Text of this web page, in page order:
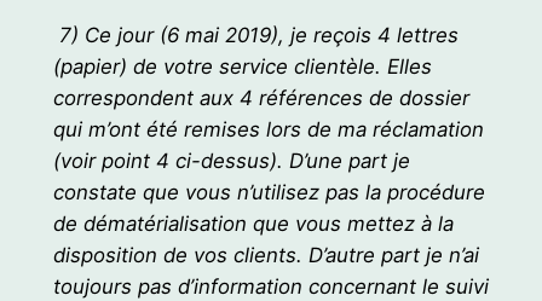
7) Ce jour (6 mai 2019), je reçois 4 lettres
(papier) de votre service clientèle. Elles
correspondent aux 4 références de dossier
qui m’ont été remises lors de ma réclamation
(voir point 4 ci-dessus). D’une part je
constate que vous n’utilisez pas la procédure
de dématérialisation que vous mettez à la
disposition de vos clients. D’autre part je n’ai
toujours pas d’information concernant le suivi